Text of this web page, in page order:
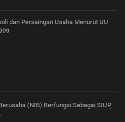
dan Persaingan Usaha Menurut UU
(NIB) Berfungsi Sebagai SIUP,